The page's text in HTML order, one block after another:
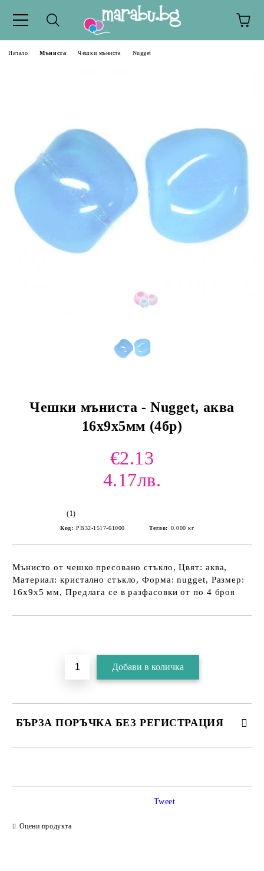
Начало Мъниста Чешки мъниста Nugget
Чешки мъниста - Nugget, аква
16х9х5мм (4бр)
€2.13
4.17лв.
(1)
Код: PB32-1517-61000 Тегло: 0.000 кг
Мънисто от чешко пресовано стъкло, Цвят: аква,
Материал: кристално стъкло, Форма: nugget, Размер:
16х9х5 мм, Предлага се в разфасовки от по 4 броя
БЪРЗА ПОРЪЧКА БЕЗ РЕГИСТРАЦИЯ
Оцени продукта
Tweet